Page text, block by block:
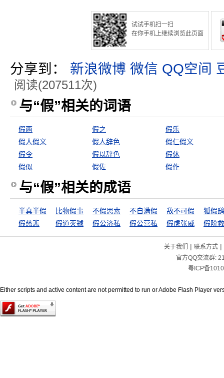
试试手机扫一扫
在你手机上继续浏览此页面
分享到： 新浪微博 微信 QQ空间
阅读(207511次)
与“假”相关的词语
假两 假之
假乐
假人假义
假人辞色
假仁假义
假令
假以辞色
假休
假似
假佐 假作
与“假”相关的成语
半真半假 比物假事 不假思索 不自满假 敌不可假
狐假
假慈悲
假道灭虢 假公济私 假公营私 假虎张威 假阶
关于我们 | 联系方式|
官方QQ交流群:
粤ICP备
Either scripts and active content are not permitted to run or Adobe Flash Player